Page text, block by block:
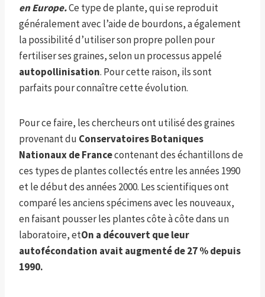
en Europe.Ce type de plante, qui se reproduit
généralement avec l’aide de bourdons, a également
la possibilité d’utiliser son propre pollen pour
fertiliser ses graines, selon un processus appelé
autopollinisation. Pour cette raison, ils sont
parfaits pour connaître cette évolution.
Pour ce faire, les chercheurs ont utilisé des graines
provenant du Conservatoires Botaniques
Nationaux de Francecontenant des échantillons de
ces types de plantes collectés entre les années 1990
et le début des années 2000. Les scientifiques ont
comparé les anciens spécimens avec les nouveaux,
en faisant pousser les plantes côte à côte dans un
laboratoire, etOn a découvert que leur
autofécondation avait augmenté de 27 % depuis
1990.